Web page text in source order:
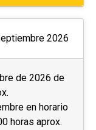
2026
de 2026 de
en horario
horas aprox.